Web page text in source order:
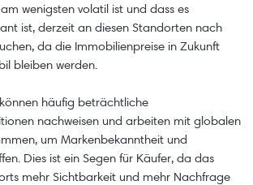
wenigsten volatil ist und dass es
ist, derzeit an diesen Standorten nach
da die Immobilienpreise in Zukunft
bleiben werden.
häufig beträchtliche
nachweisen und arbeiten mit globalen
um Markenbekanntheit und
Dies ist ein Segen für Käufer, da das
mehr Sichtbarkeit und mehr Nachfrage